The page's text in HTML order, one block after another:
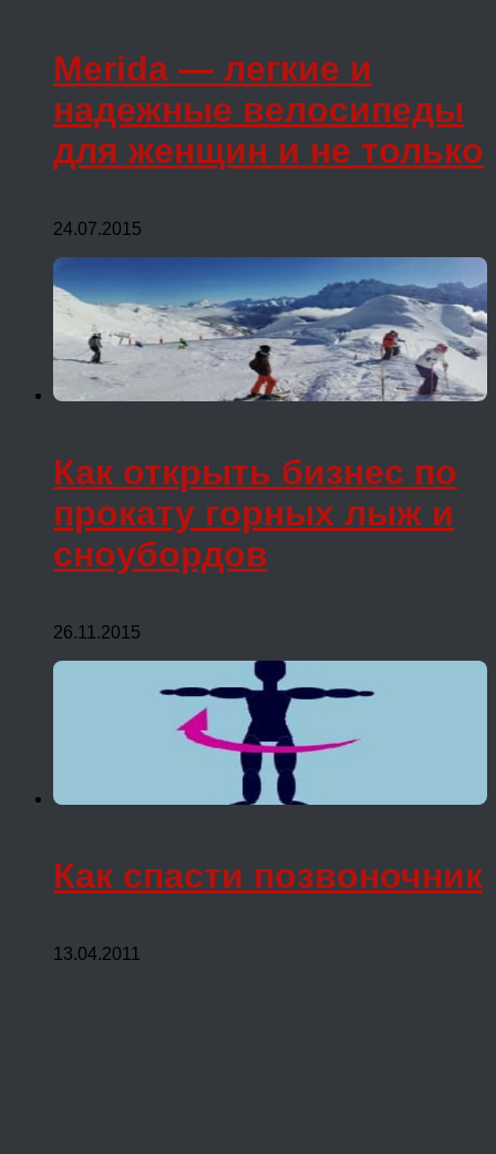
Merida — легкие и
надежные велосипеды
для женщин и не только
24.07.2015
Как открыть бизнес по
прокату горных лыж и
сноубордов
26.11.2015
Как спасти позвоночник
13.04.2011